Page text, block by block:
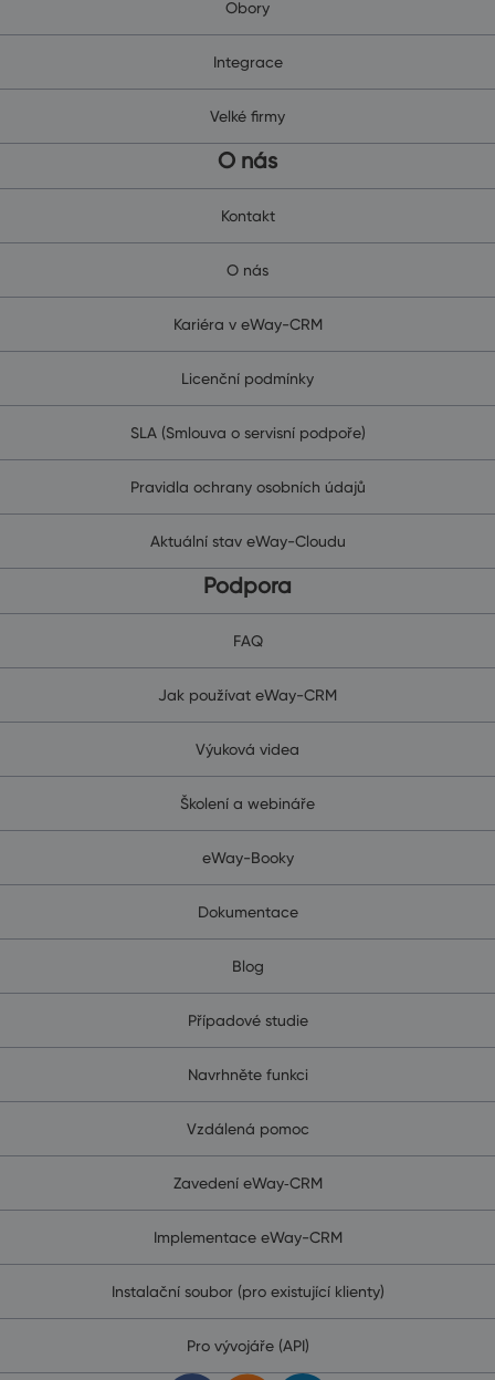
Obory
Integrace
Velké firmy
O nás
Kontakt
O nás
Kariéra v eWay-CRM
Licenční podmínky
SLA (Smlouva o servisní podpoře)
Pravidla ochrany osobních údajů
Aktuální stav eWay-Cloudu
Podpora
FAQ
Jak používat eWay-CRM
Výuková videa
Školení a webináře
eWay-Booky
Dokumentace
Blog
Případové studie
Navrhněte funkci
Vzdálená pomoc
Zavedení eWay‑CRM
Implementace eWay-CRM
Instalační soubor (pro existující klienty)
Pro vývojáře (API)